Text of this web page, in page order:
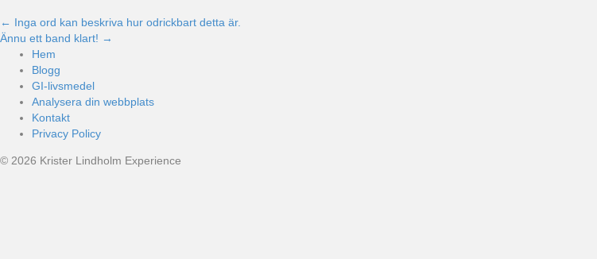
← Inga ord kan beskriva hur odrickbart detta är.
Ännu ett band klart! →
Hem
Blogg
GI-livsmedel
Analysera din webbplats
Kontakt
Privacy Policy
© 2026 Krister Lindholm Experience